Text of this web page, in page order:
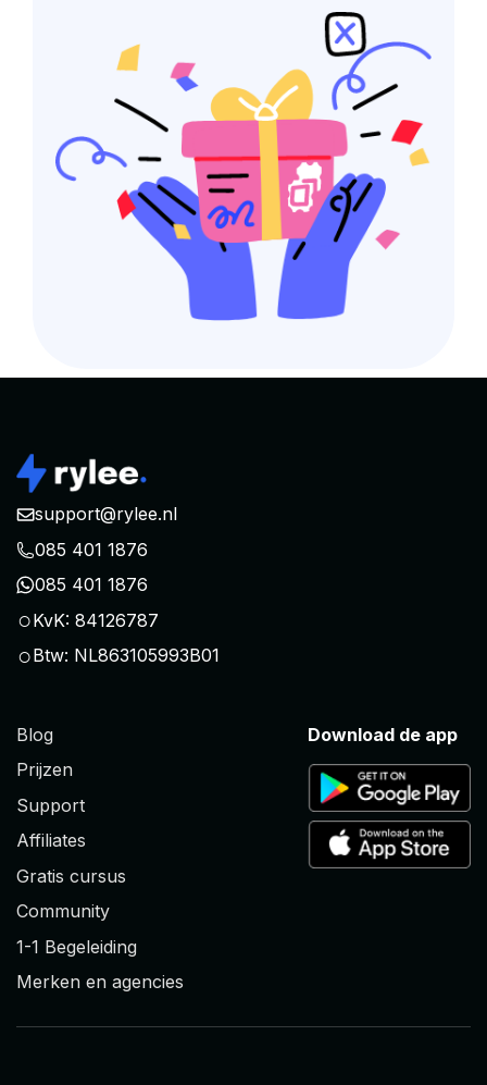
support@rylee.nl
085 401 1876
085 401 1876
○KvK: 84126787
○Btw: NL863105993B01
Blog
Prijzen
Support
Affiliates
Gratis cursus
Community
1-1 Begeleiding
Merken en agencies
Download de app